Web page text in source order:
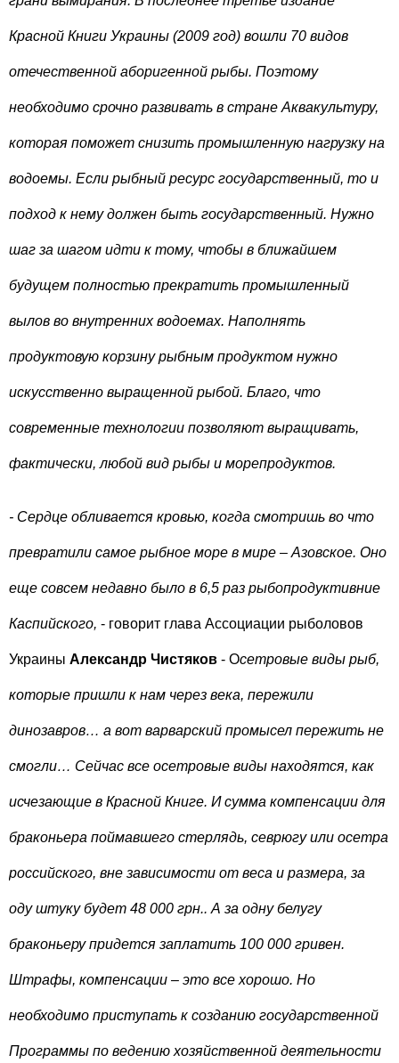
Красной Книги Украины (2009 год) вошли 70 видов
отечественной аборигенной рыбы. Поэтому
необходимо срочно развивать в стране Аквакультуру,
которая поможет снизить промышленную нагрузку на
водоемы. Если рыбный ресурс государственный, то и
подход к нему должен быть государственный. Нужно
шаг за шагом идти к тому, чтобы в ближайшем
будущем полностью прекратить промышленный
вылов во внутренних водоемах. Наполнять
продуктовую корзину рыбным продуктом нужно
искусственно выращенной рыбой. Благо, что
современные технологии позволяют выращивать,
фактически, любой вид рыбы и морепродуктов.
- Сердце обливается кровью, когда смотришь во что
превратили самое рыбное море в мире – Азовское. Оно
еще совсем недавно было в 6,5 раз рыбопродуктивние
Каспийского, - говорит глава Ассоциации рыболовов
Украины Александр Чистяков - Осетровые виды рыб,
которые пришли к нам через века, пережили
динозавров… а вот варварский промысел пережить не
смогли… Сейчас все осетровые виды находятся, как
исчезающие в Красной Книге. И сумма компенсации для
браконьера поймавшего стерлядь, севрюгу или осетра
российского, вне зависимости от веса и размера, за
оду штуку будет 48 000 грн.. А за одну белугу
браконьеру придется заплатить 100 000 гривен.
Штрафы, компенсации – это все хорошо. Но
необходимо приступать к созданию государственной
Программы по ведению хозяйственной деятельности